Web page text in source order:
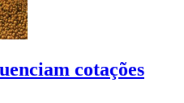
cotações